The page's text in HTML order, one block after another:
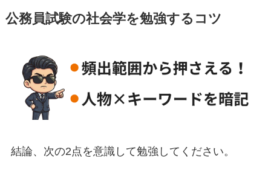
公務員試験の社会学を勉強するコツ
結論、次の2点を意識して勉強してください。